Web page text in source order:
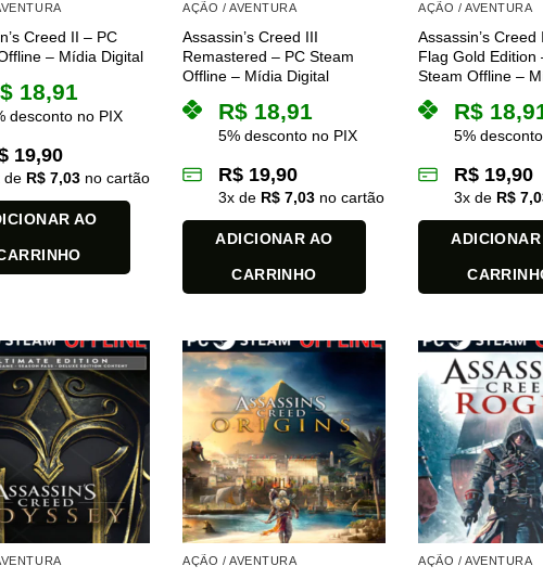
Creed II – PC
– Mídia Digital
18,91
desconto no PIX
19,90
de R$7,03no cartão
AO
AÇÃO / AVENTURA
Assassin’s Creed III
Remastered – PC Steam
Offline – Mídia Digital
R$ 18,91
5% desconto no PIX
R$ 19,90
3x de R$ 7,03 no cartão
ADICIONAR AO
CARRINHO
AÇÃO / AVENTURA
Assassin’s Creed
Flag Gold Edition
Steam Offline –
R$
5%
R$ 19,90
3x de R$
AÇÃO / AVENTURA AÇÃO / AVENTURA